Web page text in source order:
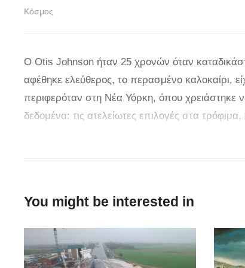
Κόσμος
Ο Otis Johnson ήταν 25 χρονών όταν
αφέθηκε ελεύθερος, το περασμένο καλοκαίρι,
περιφερόταν στη Νέα Υόρκη, όπου χρειάστηκε
δεδομένα: τις ατελείωτες επιλογές στα
Ο Otis φυλακίστηκε τη δεκαετία του ’70 για
οικογένειά του το 1998. Στα 44 χρόνια του
ταυτότητά του, 40 δολάρια και δύο εισιτήρια
βρήκε τη Fortune Society, μια μη
You might be interested in